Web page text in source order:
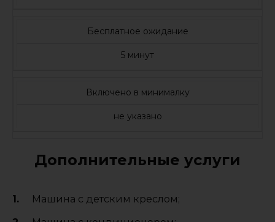
Бесплатное ожидание
5 минут
Включено в минималку
не указано
Дополнительные услуги
Машина с детским креслом;